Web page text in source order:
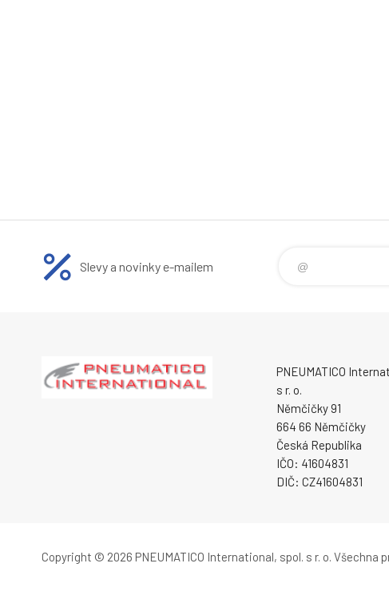
Slevy a novinky e-mailem
PNEUMATICO
s r. o.
Němčičky 91
664 66 Němčičky
Česká Republika
IČO: 41604831
DIČ: CZ41604831
Copyright © 2026 PNEUMATICO International, spol. s r. o. Všechna